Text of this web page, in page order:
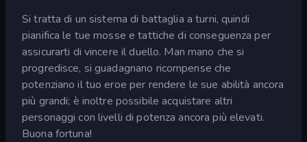
Si tratta di un sistema di battaglia a turni, quindi
pianifica le tue mosse e tattiche di conseguenza per
assicurarti di vincere il duello. Man mano che si
progredisce, si guadagnano ricompense che
potenziano il tuo eroe per rendere le sue abilità ancora
più grandi; è inoltre possibile acquistare altri
personaggi con livelli di potenza ancora più elevati.
Buona fortuna!